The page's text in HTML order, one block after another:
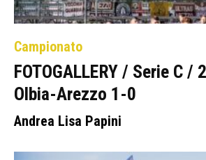
Campionato
FOTOGALLERY / Serie C /
Olbia-Arezzo 1-0
Andrea Lisa Papini